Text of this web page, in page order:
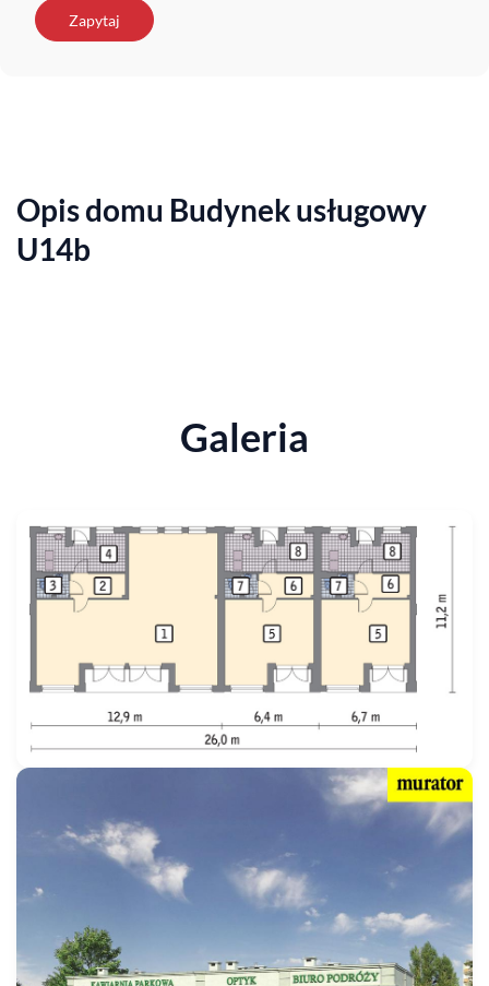
Zapytaj
Opis domu Budynek usługowy
U14b
Galeria